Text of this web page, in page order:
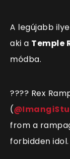
A legújabb
aki a Temple
módba.
???? Rex
(
from a
forbidden idol.